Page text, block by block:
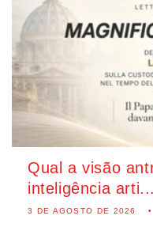
Qual a visão
inteligência arti...
3 DE AGOSTO DE 2026